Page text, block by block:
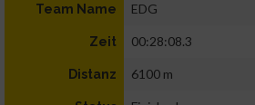
Team Name EDG
Zeit 00:28:08.3
Distanz 6100 m